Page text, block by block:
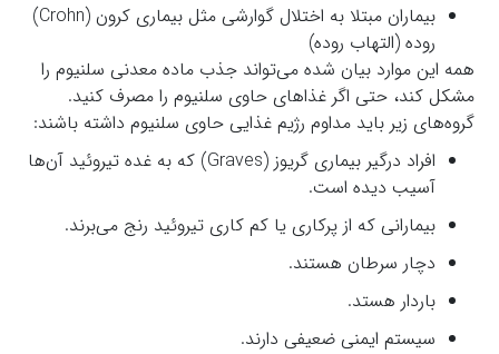
بیماران مبتلا به اختلال گوارشی مثل بیماری کرون (Crohn)
روده (التهاب روده)
همه این موارد بیان شده می‌تواند جذب ماده معدنی سلنیوم را
مشکل کند، حتی اگر غذاهای حاوی سلنیوم را مصرف کنید.
گروه‌های زیر باید مداوم رژیم غذایی حاوی سلنیوم داشته باشند:
افراد درگیر بیماری گریوز (Graves) که به غده تیروئید آن‌ها
آسیب دیده است.
بیمارانی که از پرکاری یا کم کاری تیروئید رنج می‌برند.
دچار سرطان هستند.
باردار هستد.
سیستم ایمنی ضعیفی دارند.